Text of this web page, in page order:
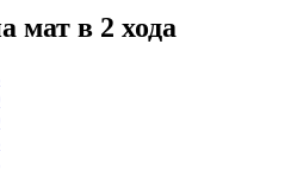
мат в 2 хода